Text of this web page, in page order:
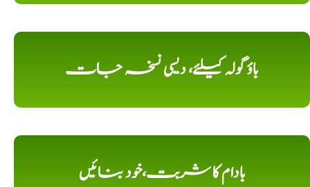
باؤ گولہ کیلئے، دیسی نسخہ جات
بادام کا شربت،خود بنائیں